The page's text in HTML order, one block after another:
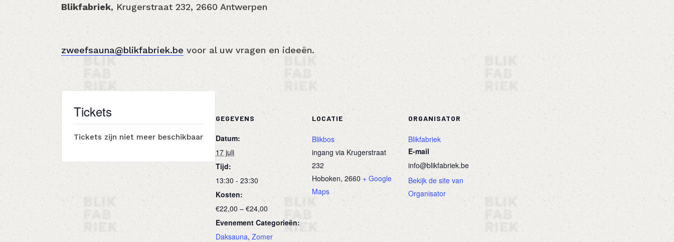
Blikfabriek, Krugerstraat 232, 2660 Antwerpen
zweefsauna@blikfabriek.be voor al uw vragen en ideeën.
GEGEVENS
Datum:
17 juli
Tijd:
13:30 - 23:30
Kosten:
€22,00 – €24,00
Evenement Categorieën:
Daksauna, Zomer
LOCATIE
Blikbos
ingang via Krugerstraat
232
Hoboken, 2660 + Google
Maps
ORGANISATOR
Blikfabriek
E-mail
info@blikfabriek.be
Bekijk de site van
Organisator
Tickets
Tickets zijn niet meer beschikbaar